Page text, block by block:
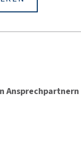
Ansprechpartnern